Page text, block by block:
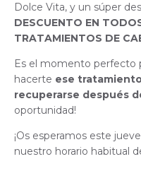
Dolce Vita, y un súper
DESCUENTO EN
TRATAMIENTOS DE
Es el momento perfecto
hacerte ese
recuperarse después
oportunidad!
¡Os esperamos este
nuestro horario habitual